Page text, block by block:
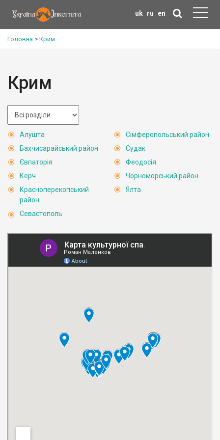
uk ru en
Головна > Крим
Крим
Алушта
Бахчисарайський район
Євпаторія
Керч
Красноперекопський
район
Севастополь
Сімферопольський район
Судак
Феодосія
Чорноморський район
Ялта